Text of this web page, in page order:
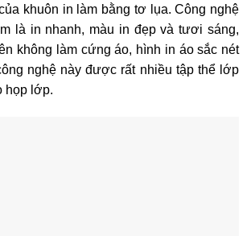
khuôn in làm bằng tơ lụa. Công nghệ
là in nhanh, màu in đẹp và tươi sáng,
không làm cứng áo, hình in áo sắc nét
nghệ này được rất nhiều tập thể lớp
họp lớp.